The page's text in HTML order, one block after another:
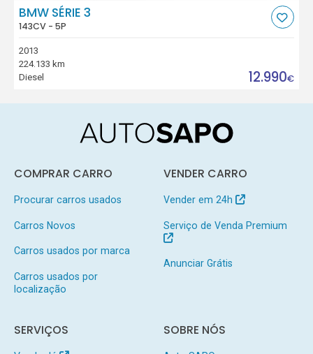
BMW SÉRIE 3
143CV - 5P
2013
224.133 km
Diesel
12.990€
COMPRAR CARRO
Procurar carros usados
Carros Novos
Carros usados por marca
Carros usados por
localização
VENDER CARRO
Vender em 24h
Serviço de Venda Premium
Anunciar Grátis
SERVIÇOS SOBRE NÓS